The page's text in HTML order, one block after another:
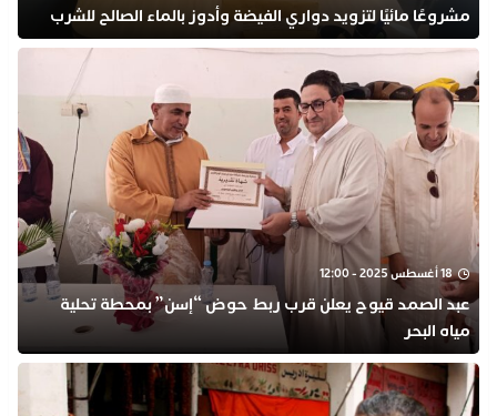
مشروعًا مائيًا لتزويد دواري الفيضة وأدوز بالماء الصالح للشرب
18 أغسطس 2025 - 12:00
عبد الصمد قيوح يعلن قرب ربط حوض “إسن” بمحطة تحلية
مياه البحر